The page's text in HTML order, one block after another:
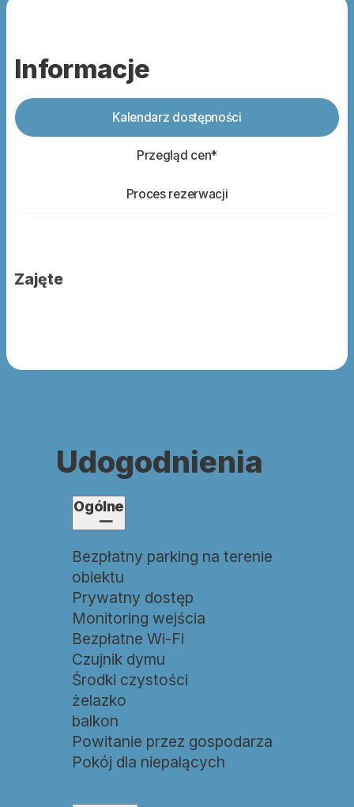
Informacje
Kalendarz dostępności
Przegląd cen*
Proces rezerwacji
Zajęte
Udogodnienia
Ogólne
Bezpłatny parking na terenie
obiektu
Prywatny dostęp
Monitoring wejścia
Bezpłatne Wi-Fi
Czujnik dymu
Środki czystości
żelazko
balkon
Powitanie przez gospodarza
Pokój dla niepalących